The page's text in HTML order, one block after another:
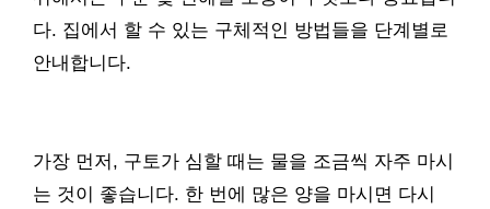
다. 집에서 할 수 있는 구체적인 방법들을 단계별로
안내합니다.
가장 먼저, 구토가 심할 때는 물을 조금씩 자주 마시
는 것이 좋습니다. 한 번에 많은 양을 마시면 다시